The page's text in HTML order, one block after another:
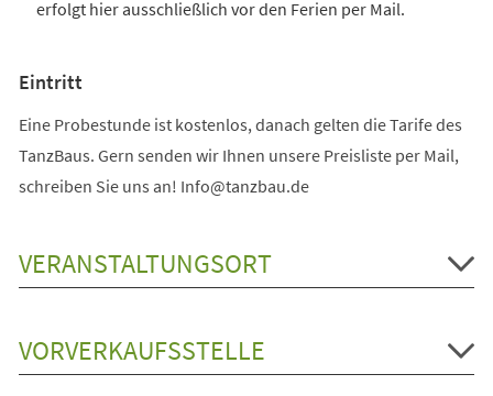
erfolgt hier ausschließlich vor den Ferien per Mail.
Eintritt
Eine Probestunde ist kostenlos, danach gelten die Tarife des
TanzBaus. Gern senden wir Ihnen unsere Preisliste per Mail,
schreiben Sie uns an! Info@tanzbau.de
VERANSTALTUNGSORT
VORVERKAUFSSTELLE